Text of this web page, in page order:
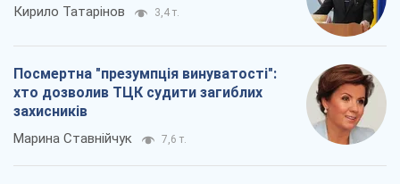
Кирило Татарінов 3,4 т.
Посмертна "презумпція винуватості":
хто дозволив ТЦК судити загиблих
захисників
Марина Ставнійчук 7,6 т.